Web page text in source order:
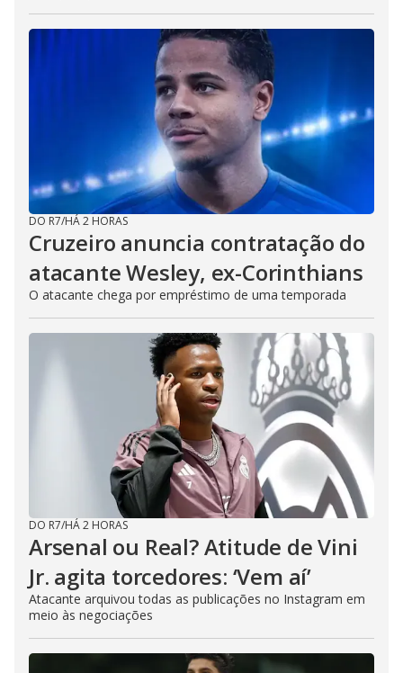
DO R7/HÁ 2 HORAS
Cruzeiro anuncia contratação do
atacante Wesley, ex-Corinthians
O atacante chega por empréstimo de uma temporada
DO R7/HÁ 2 HORAS
Arsenal ou Real? Atitude de Vini
Jr. agita torcedores: ‘Vem aí’
Atacante arquivou todas as publicações no Instagram em
meio às negociações